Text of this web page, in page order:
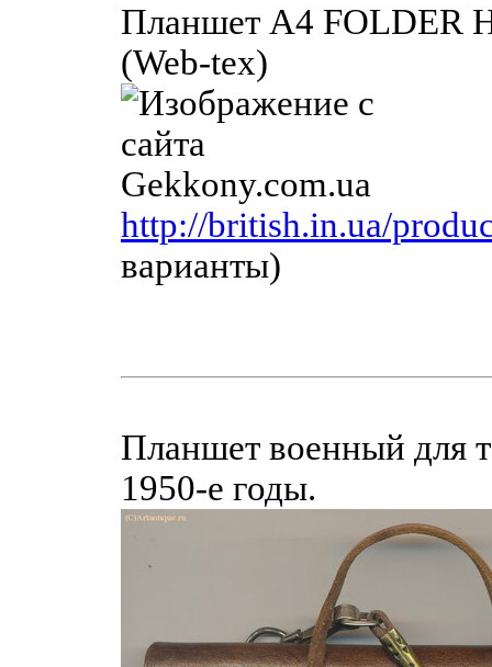
Планшет A4 FOLDER
(Web-tex)
http://british.in.ua/
варианты)
Планшет военный для
1950-е годы.